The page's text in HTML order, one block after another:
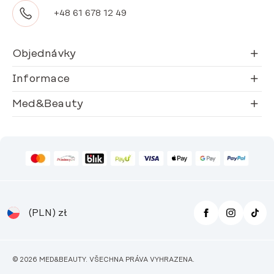
+48 61 678 12 49
Objednávky
Informace
Med&Beauty
(PLN) zł
© 2026 MED&BEAUTY. VŠECHNA PRÁVA VYHRAZENA.